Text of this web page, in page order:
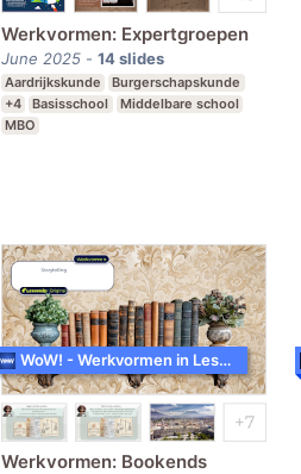
Werkvormen: Expertgroepen
June 2025- 14 slides
Aardrijkskunde
Burgerschapskunde
+4
Basisschool
Middelbare school
MBO
Werkvormen: Bookends
WoW! - Werkvormen in LessonUp